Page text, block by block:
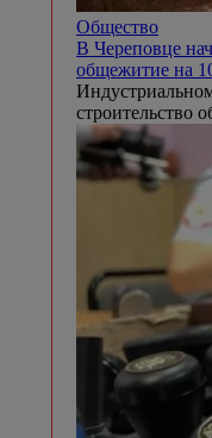
Общество
В Череповце
общежитие на
строительство